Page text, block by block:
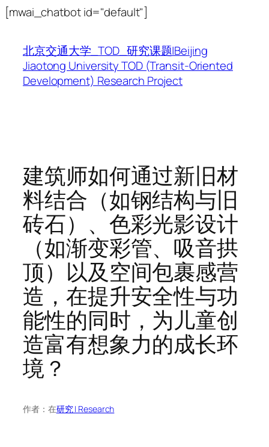
[mwai_chatbot id="default"]
内
容
北京交通大学_TOD_研究课题|Beijing
Jiaotong University TOD (Transit-Oriented
Development) Research Project
建筑师如何通过新旧材
料结合（如钢结构与旧
砖石）、色彩光影设计
（如渐变彩管、吸音拱
顶）以及空间包裹感营
造，在提升安全性与功
能性的同时，为儿童创
造富有想象力的成长环
境？
作者： 在研究 | Research